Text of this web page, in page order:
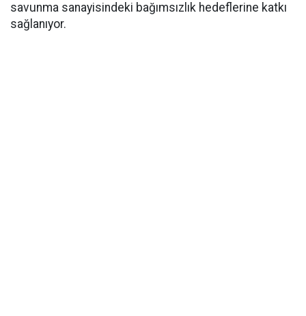
savunma sanayisindeki bağımsızlık hedeflerine katkı
sağlanıyor.